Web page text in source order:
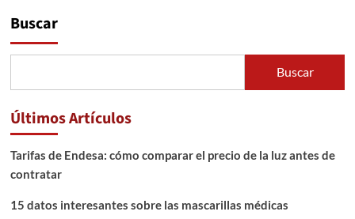
Buscar
Buscar
Últimos Artículos
Tarifas de Endesa: cómo comparar el precio de la luz antes de
contratar
15 datos interesantes sobre las mascarillas médicas